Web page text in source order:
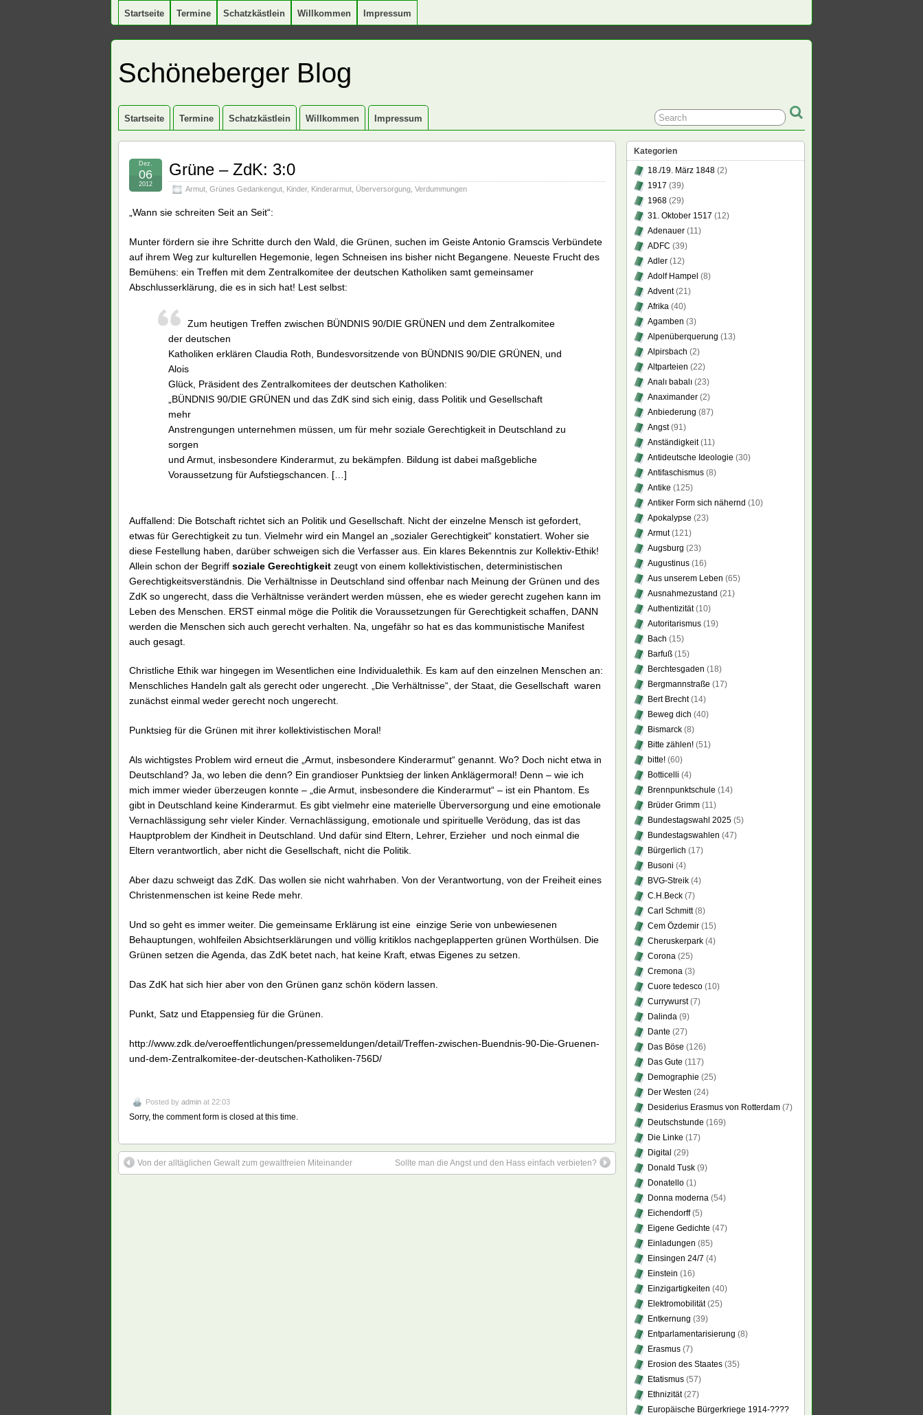
Startseite Termine Schatzkästlein Willkommen Impressum
Schöneberger Blog
Startseite Termine Schatzkästlein Willkommen Impressum
Grüne – ZdK: 3:0
Armut Grünes Gedankengut Kinder, Kinderarmut Überversorgung Verdummungen
Dez.
06
2012
„Wann sie schreiten Seit an Seit“:
Munter fördern sie ihre Schritte durch den Wald, die Grünen, suchen im Geiste Antonio Gramscis Verbündete
auf ihrem Weg zur kulturellen Hegemonie, legen Schneisen ins bisher nicht Begangene. Neueste Frucht des
Bemühens: ein Treffen mit dem Zentralkomitee der deutschen Katholiken samt gemeinsamer
Abschlusserklärung, die es in sich hat! Lest selbst:
Zum heutigen Treffen zwischen BÜNDNIS 90/DIE GRÜNEN und dem Zentralkomitee
der deutschen
Katholiken erklären Claudia Roth, Bundesvorsitzende von BÜNDNIS 90/DIE GRÜNEN, und
Alois
Glück, Präsident des Zentralkomitees der deutschen Katholiken:
„BÜNDNIS 90/DIE GRÜNEN und das ZdK sind sich einig, dass Politik und Gesellschaft
mehr
Anstrengungen unternehmen müssen, um für mehr soziale Gerechtigkeit in Deutschland zu
sorgen
und Armut, insbesondere Kinderarmut, zu bekämpfen. Bildung ist dabei maßgebliche
Voraussetzung für Aufstiegschancen. […]
Auffallend: Die Botschaft richtet sich an Politik und Gesellschaft. Nicht der einzelne Mensch ist gefordert,
etwas für Gerechtigkeit zu tun. Vielmehr wird ein Mangel an „sozialer Gerechtigkeit“ konstatiert. Woher sie
diese Festellung haben, darüber schweigen sich die Verfasser aus. Ein klares Bekenntnis zur Kollektiv-Ethik!
Allein schon der Begriff soziale Gerechtigkeit zeugt von einem kollektivistischen, deterministischen
Gerechtigkeitsverständnis. Die Verhältnisse in Deutschland sind offenbar nach Meinung der Grünen und des
ZdK so ungerecht, dass die Verhältnisse verändert werden müssen, ehe es wieder gerecht zugehen kann im
Leben des Menschen. ERST einmal möge die Politik die Voraussetzungen für Gerechtigkeit schaffen, DANN
werden die Menschen sich auch gerecht verhalten. Na, ungefähr so hat es das kommunistische Manifest
auch gesagt.
Christliche Ethik war hingegen im Wesentlichen eine Individualethik. Es kam auf den einzelnen Menschen an:
Menschliches Handeln galt als gerecht oder ungerecht. „Die Verhältnisse“, der Staat, die Gesellschaft waren
zunächst einmal weder gerecht noch ungerecht.
Punktsieg für die Grünen mit ihrer kollektivistischen Moral!
Als wichtigstes Problem wird erneut die „Armut, insbesondere Kinderarmut“ genannt. Wo? Doch nicht etwa in
Deutschland? Ja, wo leben die denn? Ein grandioser Punktsieg der linken Anklägermoral! Denn – wie ich
mich immer wieder überzeugen konnte – „die Armut, insbesondere die Kinderarmut“ – ist ein Phantom. Es
gibt in Deutschland keine Kinderarmut. Es gibt vielmehr eine materielle Überversorgung und eine emotionale
Vernachlässigung sehr vieler Kinder. Vernachlässigung, emotionale und spirituelle Verödung, das ist das
Hauptproblem der Kindheit in Deutschland. Und dafür sind Eltern, Lehrer, Erzieher und noch einmal die
Eltern verantwortlich, aber nicht die Gesellschaft, nicht die Politik.
Aber dazu schweigt das ZdK. Das wollen sie nicht wahrhaben. Von der Verantwortung, von der Freiheit eines
Christenmenschen ist keine Rede mehr.
Und so geht es immer weiter. Die gemeinsame Erklärung ist eine einzige Serie von unbewiesenen
Behauptungen, wohlfeilen Absichtserklärungen und völlig kritiklos nachgeplapperten grünen Worthülsen. Die
Grünen setzen die Agenda, das ZdK betet nach, hat keine Kraft, etwas Eigenes zu setzen.
Das ZdK hat sich hier aber von den Grünen ganz schön ködern lassen.
Punkt, Satz und Etappensieg für die Grünen.
http://www.zdk.de/veroeffentlichungen/pressemeldungen/detail/Treffen-zwischen-Buendnis-90-Die-Gruenen-
und-dem-Zentralkomitee-der-deutschen-Katholiken-756D/
Posted by admin at 22:03
Sorry, the comment form is closed at this time.
Von der alltäglichen Gewalt zum gewaltfreien Miteinander Sollte man die Angst und den Hass einfach verbieten?
Kategorien
18./19. März 1848 (2)
1917 (39)
1968 (29)
31. Oktober 1517 (12)
Adenauer (11)
ADFC (39)
Adler (12)
Adolf Hampel (8)
Advent(21)
Afrika (40)
Agamben (3)
Alpenüberquerung (13)
Alpirsbach (2)
Altparteien (22)
Analı babalı (23)
Anaximander (2)
Anbiederung (87)
Angst(91)
Anständigkeit(11)
Antideutsche Ideologie (30)
Antifaschismus (8)
Antike (125)
Antiker Form sich nähernd (10)
Apokalypse (23)
Armut(121)
Augsburg (23)
Augustinus (16)
Aus unserem Leben (65)
Ausnahmezustand (21)
Authentizität(10)
Autoritarismus (19)
Bach (15)
Barfuß (15)
Berchtesgaden (18)
Bergmannstraße (17)
Bert Brecht(14)
Beweg dich (40)
Bismarck (8)
Bitte zählen! (51)
bitte! (60)
Botticelli (4)
Brennpunktschule (14)
Brüder Grimm (11)
Bundestagswahl 2025 (5)
Bundestagswahlen (47)
Bürgerlich (17)
Busoni (4)
BVG-Streik (4)
C.H.Beck (7)
Carl Schmitt(8)
Cem Özdemir (15)
Cheruskerpark (4)
Corona (25)
Cremona (3)
Cuore tedesco (10)
Currywurst(7)
Dalinda (9)
Dante (27)
Das Böse (126)
Das Gute (117)
Demographie (25)
Der Westen (24)
Desiderius Erasmus von Rotterdam (7)
Deutschstunde (169)
Die Linke (17)
Digital (29)
Donald Tusk (9)
Donatello (1)
Donna moderna (54)
Eichendorff(5)
Eigene Gedichte (47)
Einladungen (85)
Einsingen 24/7 (4)
Einstein (16)
Einzigartigkeiten (40)
Elektromobilität(25)
Entkernung (39)
Entparlamentarisierung (8)
Erasmus (7)
Erosion des Staates (35)
Etatismus (57)
Ethnizität(27)
Europäische Bürgerkriege 1914-????